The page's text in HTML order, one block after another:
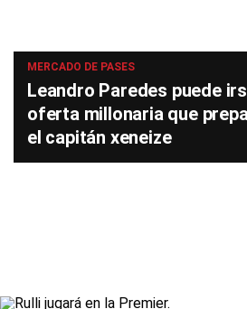
MERCADO DE PASES
Leandro Paredes puede
oferta millonaria que
el capitán xeneize